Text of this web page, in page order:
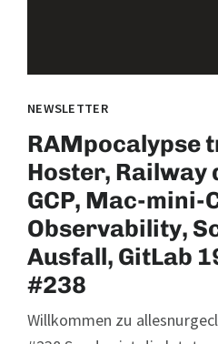
NEWSLETTER
RAMpocalypse
Hoster, Railway
GCP, Mac-
Observability,
Ausfall, GitLab
#238
Willkommen zu